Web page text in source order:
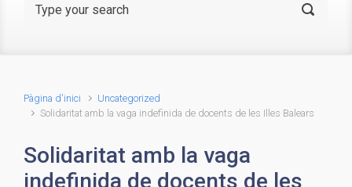
Pàgina d'inici
Uncategorized
Solidaritat amb la vaga indefinida de docents de les Illes Balears
Solidaritat amb la vaga
indefinida de docents de les